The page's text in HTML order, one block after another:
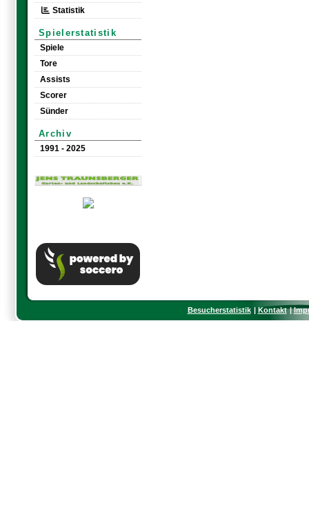
Statistik
Spielerstatistik
Spiele
Tore
Assists
Scorer
Sünder
Archiv
1991 - 2025
Besucherstatistik Kontakt